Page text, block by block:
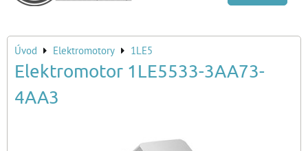
Úvod Elektromotory 1LE5
Elektromotor 1LE5533-3AA73-
4AA3